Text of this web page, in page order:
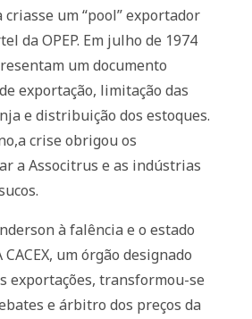
um “pool” exportador
da OPEP. Em julho de 1974
um documento
exportação, limitação das
e distribuição dos estoques.
crise obrigou os
a Associtrus e as indústrias
à falência e o estado
um órgão designado
exportações, transformou-se
e árbitro dos preços da